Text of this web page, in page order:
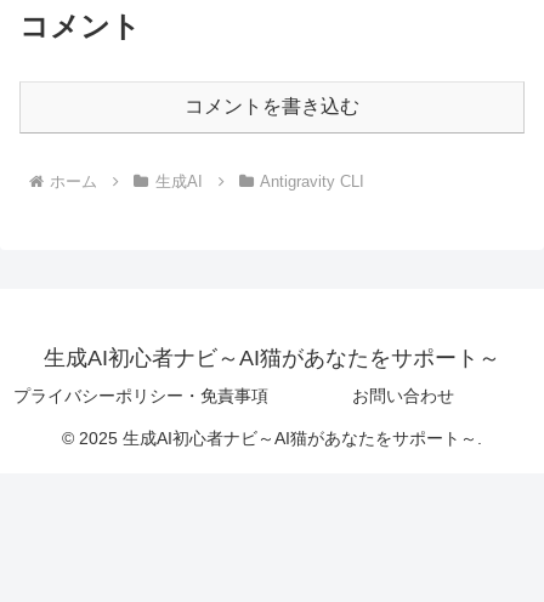
コメント
コメントを書き込む
ホーム 生成AI Antigravity CLI
生成AI初心者ナビ～AI猫があなたをサポート～
プライバシーポリシー・免責事項 お問い合わせ
© 2025 生成AI初心者ナビ～AI猫があなたをサポート～.